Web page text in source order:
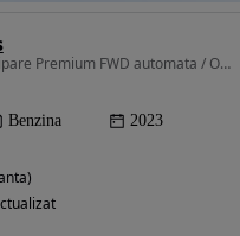
1497 cm3 • 163 CP • echipare Premium FWD automata / OCAZIE !
Benzina 2023